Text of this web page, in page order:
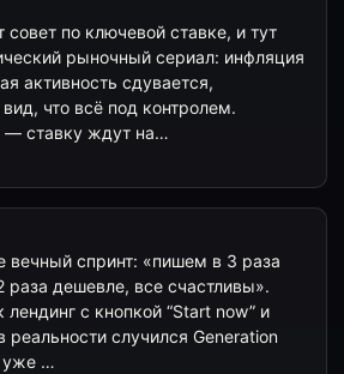
совет по ключевой ставке, и тут
рыночный сериал: инфляция
активность сдувается,
что всё под контролем.
— ставку ждут на…
вечный спринт: «пишем в 3 раза
раза дешевле, все счастливы».
лендинг с кнопкой “Start now” и
реальности случился Generation
уже …